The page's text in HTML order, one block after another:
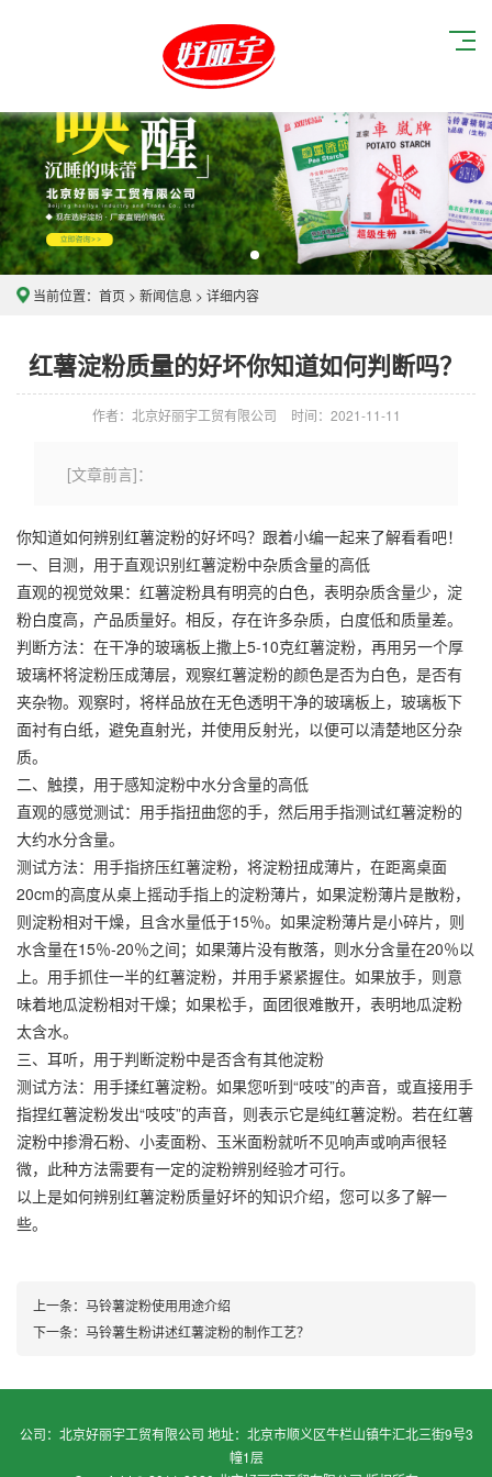
当前位置： 首页 > 新闻信息 > 详细内容
红薯淀粉质量的好坏你知道如何判断吗？
作者：北京好丽宇工贸有限公司 时间：2021-11-11
[文章前言]：
你知道如何辨别红薯淀粉的好坏吗？跟着小编一起来了解看看吧！
一、目测，用于直观识别红薯淀粉中杂质含量的高低
直观的视觉效果：红薯淀粉具有明亮的白色，表明杂质含量少，淀
粉白度高，产品质量好。相反，存在许多杂质，白度低和质量差。
判断方法：在干净的玻璃板上撒上5-10克红薯淀粉，再用另一个厚
玻璃杯将淀粉压成薄层，观察红薯淀粉的颜色是否为白色，是否有
夹杂物。观察时，将样品放在无色透明干净的玻璃板上，玻璃板下
面衬有白纸，避免直射光，并使用反射光，以便可以清楚地区分杂
质。
二、触摸，用于感知淀粉中水分含量的高低
直观的感觉测试：用手指扭曲您的手，然后用手指测试红薯淀粉的
大约水分含量。
测试方法：用手指挤压红薯淀粉，将淀粉扭成薄片，在距离桌面
20cm的高度从桌上摇动手指上的淀粉薄片，如果淀粉薄片是散粉，
则淀粉相对干燥，且含水量低于15％。如果淀粉薄片是小碎片，则
水含量在15％-20％之间；如果薄片没有散落，则水分含量在20％以
上。用手抓住一半的红薯淀粉，并用手紧紧握住。如果放手，则意
味着地瓜淀粉相对干燥；如果松手，面团很难散开，表明地瓜淀粉
太含水。
三、耳听，用于判断淀粉中是否含有其他淀粉
测试方法：用手揉红薯淀粉。如果您听到“吱吱”的声音，或直接用手
指捏红薯淀粉发出“吱吱”的声音，则表示它是纯红薯淀粉。若在红薯
淀粉中掺滑石粉、小麦面粉、玉米面粉就听不见响声或响声很轻
微，此种方法需要有一定的淀粉辨别经验才可行。
以上是如何辨别红薯淀粉质量好坏的知识介绍，您可以多了解一
些。
上一条： 马铃薯淀粉使用用途介绍
下一条： 马铃薯生粉讲述红薯淀粉的制作工艺？
公司：北京好丽宇工贸有限公司 地址：北京市顺义区牛栏山镇牛汇北三街9号3
幢1层